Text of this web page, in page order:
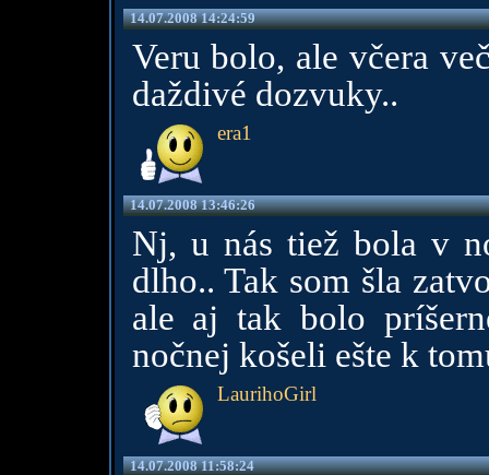
14.07.2008 14:24:59
Veru bolo, ale včera
daždivé dozvuky..
era1
14.07.2008 13:46:26
Nj, u nás tiež bola v
dlho.. Tak som šla
ale aj tak bolo
nočnej košeli ešte k
LaurihoGirl
14.07.2008 11:58:24